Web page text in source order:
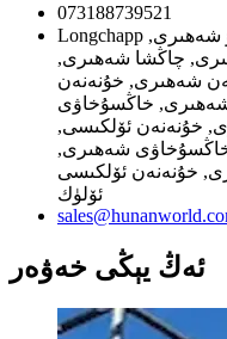
073188739521
Longchapp خەلقئارالىق سودا سارىيى, 9 شياڭزۇ شەھىرى,
چاڭشا شەھىرى,
شەھىرى, خۇنەنەن
شەھىرى, خاڭسۇخاۋى
خۇنەنەن ئۆلكىسى,
شەھىرى,
خۇنەنەن ئۆلكىسى
ئۆلۈك
ئەڭ يېڭى خەۋەر